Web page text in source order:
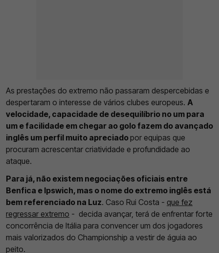
As prestações do extremo não passaram despercebidas e
despertaram o interesse de vários clubes europeus. A
velocidade, capacidade de desequilíbrio no um para
um e facilidade em chegar ao golo fazem do avançado
inglês um perfil muito apreciadopor equipas que
procuram acrescentar criatividade e profundidade ao
ataque.
Para já, não existem negociações oficiais entre
Benfica e Ipswich, mas o nome do extremo inglês está
bem referenciado na Luz. Caso Rui Costa - que fez
regressar extremo - decida avançar, terá de enfrentar forte
concorrência de Itália para convencer um dos jogadores
mais valorizados do Championship a vestir de águia ao
peito.